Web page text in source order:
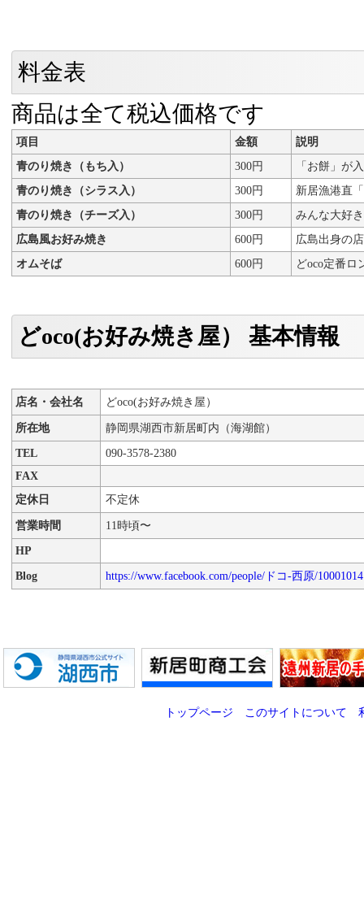
料金表
商品は全て税込価格です
項目 金額
説明
青のり焼き（もち入）
300円
「お餅」が
青のり焼き（シラス入）
300円
新居漁港直
青のり焼き（チーズ入）
300円
みんな大好
広島風お好み焼き
600円
広島出身の
オムそば
600円 どoco定番ロ
どoco(お好み焼き屋） 基本情報
店名・会社名
どoco(お好み焼き屋）
所在地
静岡県湖西市新居町内（海湖館）
TEL
090-3578-2380
FAX
定休日
不定休
営業時間
11時頃〜
HP
Blog
https://www.facebook.com/people/ドコ-西原/
トップページ このサイトについて